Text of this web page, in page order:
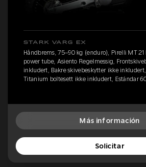
STARK VARG EX
Håndbrems, 75–90 kg (enduro), Pirelli MT 21
power tube, Asiento Regelmessig,
inkludert, Bakre skivebeskytter ikke
Titanium boltesett ikke inkludert, Estándar
Más información
Solicitar